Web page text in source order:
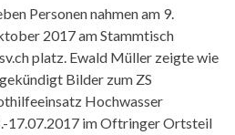
Personen nahmen am 9.
2017 am Stammtisch
platz. Ewald Müller zeigte wie
Bilder zum ZS
Hochwasser
17.07.2017 im Oftringer Ortsteil